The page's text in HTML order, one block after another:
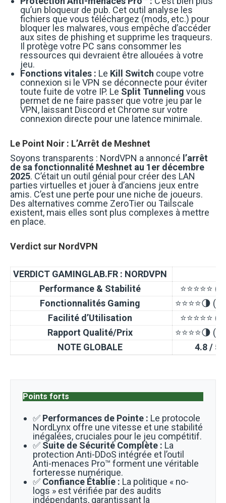
qu’un bloqueur de pub. Cet outil analyse les
fichiers que vous téléchargez (mods, etc.) pour
bloquer les malwares, vous empêche d’accéder
aux sites de phishing et supprime les traqueurs.
Il protège votre PC sans consommer les
ressources qui devraient être allouées à votre
jeu.
Fonctions vitales : Le Kill Switch coupe votre
connexion si le VPN se déconnecte pour éviter
toute fuite de votre IP. Le Split Tunneling vous
permet de ne faire passer que votre jeu par le
VPN, laissant Discord et Chrome sur votre
connexion directe pour une latence minimale.
Le Point Noir : L’Arrêt de Meshnet
Soyons transparents : NordVPN a annoncé l’arrêt
de sa fonctionnalité Meshnet au 1er décembre
2025. C’était un outil génial pour créer des LAN
parties virtuelles et jouer à d’anciens jeux entre
amis. C’est une perte pour une niche de joueurs.
Des alternatives comme ZeroTier ou Tailscale
existent, mais elles sont plus complexes à mettre
en place.
Verdict sur NordVPN
VERDICT GAMINGLAB.FR : NORDVPN
Performance & Stabilité
⭐⭐⭐⭐⭐
Fonctionnalités Gaming
⭐⭐⭐⭐🌗
Facilité d’Utilisation
⭐⭐⭐⭐⭐
Rapport Qualité/Prix
⭐⭐⭐⭐🌗
NOTE GLOBALE
4.8 / 5
Points forts
✅ Performances de Pointe : Le protocole
NordLynx offre une vitesse et une stabilité
inégalées, cruciales pour le jeu compétitif.
✅ Suite de Sécurité Complète : La
protection Anti-DDoS intégrée et l’outil
Anti-menaces Pro™ forment une véritable
forteresse numérique.
✅ Confiance Établie : La politique « no-
logs » est vérifiée par des audits
indépendants, garantissant la